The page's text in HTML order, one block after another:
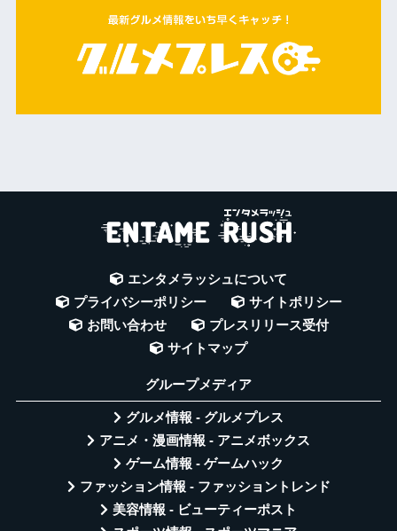
エンタメラッシュについて
プライバシーポリシー
サイトポリシー
お問い合わせ
プレスリリース受付
サイトマップ
グループメディア
グルメ情報 - グルメプレス
アニメ・漫画情報 - アニメボックス
ゲーム情報 - ゲームハック
ファッション情報 - ファッショントレンド
美容情報 - ビューティーポスト